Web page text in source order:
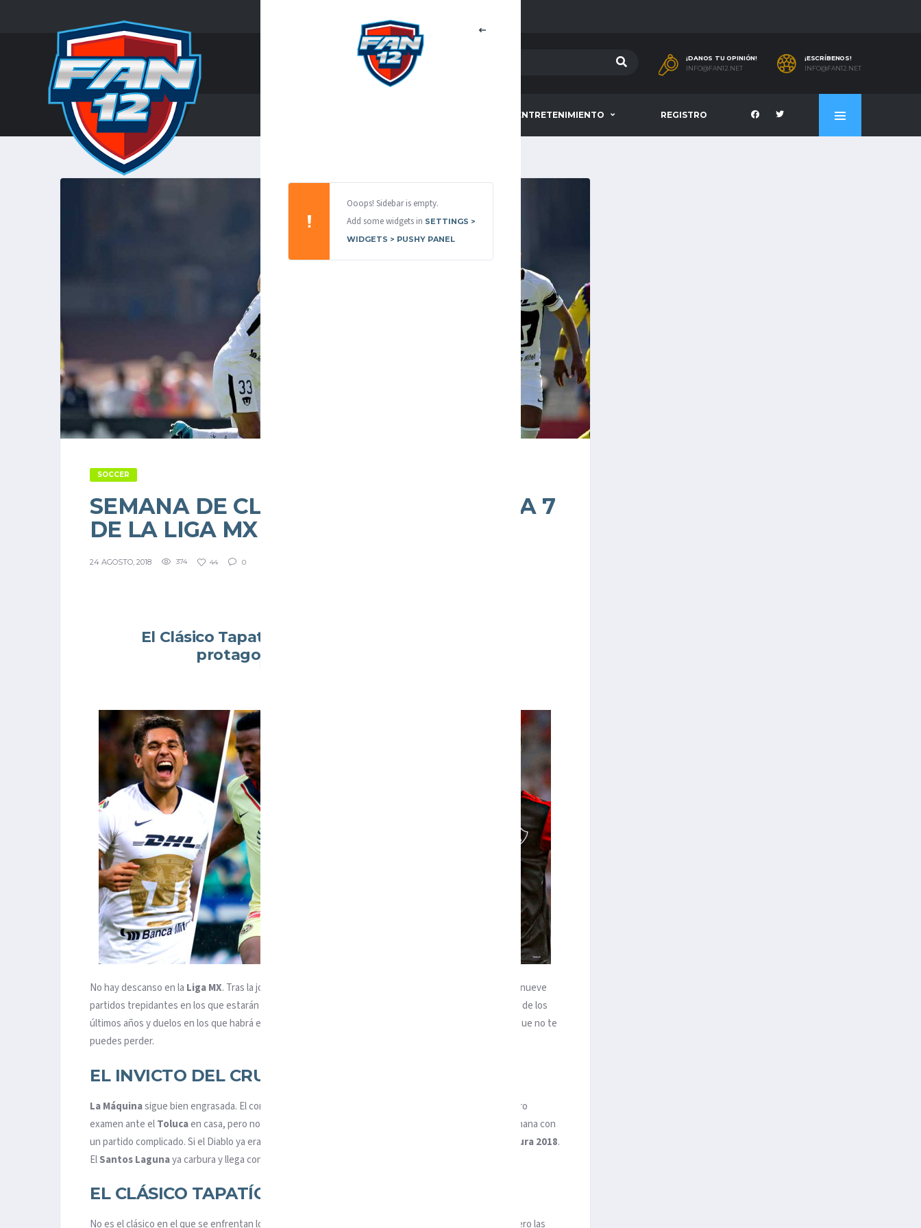
¡DANOS TU OPINIÓN!
INFO@FAN12.NET
¡ESCRÍBENOS!
INFO@FAN12.NET
ENTRETENIMIENTO REGISTRO
Ooops! Sidebar is empty.
Add some widgets in SETTINGS >
WIDGETS > PUSHY PANEL
SOCCER
SEMANA DE CLÁSICOS EN LA JORNADA 7
DE LA LIGA MX
24 AGOSTO, 2018 374 44 0
El Clásico Tapatío y el Clásico Capitalino son los
protagonistas del fin de semana.
No hay descanso en la LigaMX. Tras la jornada intersemanal el fútbol regresa este fin de semana con nueve
partidos trepidantes en los que estarán en juego rivalidades históricas, el invicto del mejor
de los
últimos años y duelos en los que habrá en juego algo más que tres puntos. Estas son las cinco cosas que no te
puedes perder.
EL INVICTO DEL CRUZ AZUL
La Máquinasigue bien engrasada. El conjunto que dirige
pasó este miércoles un duro
examen ante elTolucaen casa, pero no quiere relajaciones. El invicto vuelve a escena este fin de semana con
un partido complicado. Si el Diablo ya era una dura prueba, más aún puede serlo el campeón del
Clausura 2018.
ElSantos Lagunaya carbura y llega con el objetivo de instalarse en lo más alto de la tabla.
EL CLÁSICO TAPATÍO
No es el clásico en el que se enfrentan los dos mejores equipos en este momento del campeonato, pero las